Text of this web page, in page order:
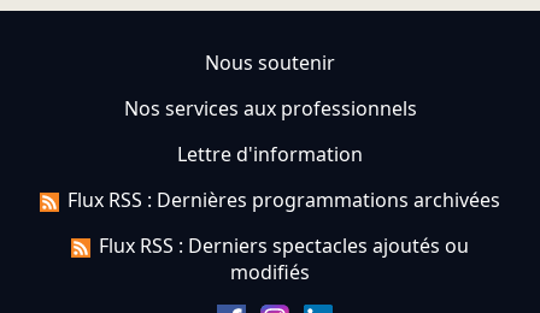
Nous soutenir
Nos services aux professionnels
Lettre d'information
Flux RSS : Dernières programmations archivées
Flux RSS : Derniers spectacles ajoutés ou
modifiés